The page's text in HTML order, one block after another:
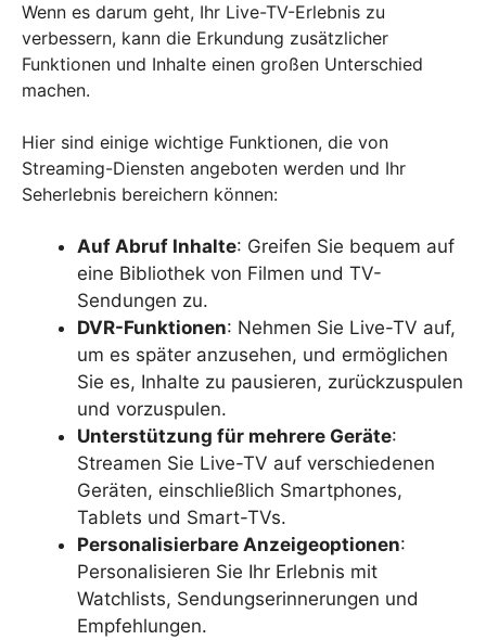
Wenn es darum geht, Ihr Live-TV-Erlebnis zu
verbessern, kann die Erkundung zusätzlicher
Funktionen und Inhalte einen großen Unterschied
machen.
Hier sind einige wichtige Funktionen, die von
Streaming-Diensten angeboten werden und Ihr
Seherlebnis bereichern können:
Auf Abruf Inhalte: Greifen Sie bequem auf
eine Bibliothek von Filmen und TV-
Sendungen zu.
DVR-Funktionen: Nehmen Sie Live-TV auf,
um es später anzusehen, und ermöglichen
Sie es, Inhalte zu pausieren, zurückzuspulen
und vorzuspulen.
Unterstützung für mehrere Geräte:
Streamen Sie Live-TV auf verschiedenen
Geräten, einschließlich Smartphones,
Tablets und Smart-TVs.
Personalisierbare Anzeigeoptionen:
Personalisieren Sie Ihr Erlebnis mit
Watchlists, Sendungserinnerungen und
Empfehlungen.